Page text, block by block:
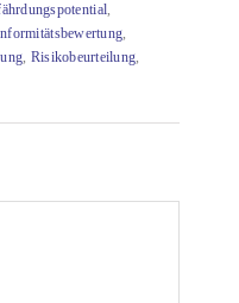
,
,
, Risikobeurteilung,